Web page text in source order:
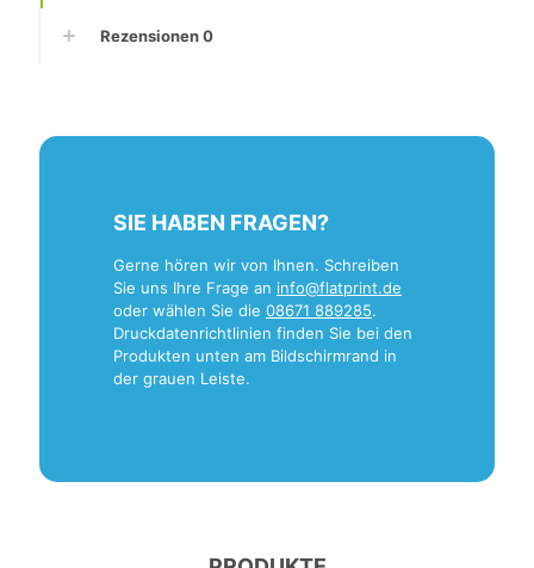
Rezensionen0
SIE HABEN FRAGEN?
Gerne hören wir von Ihnen. Schreiben
Sie uns Ihre Frage an info@flatprint.de
oder wählen Sie die 08671 889285.
Druckdatenrichtlinien finden Sie bei den
Produkten unten am Bildschirmrand in
der grauen Leiste.